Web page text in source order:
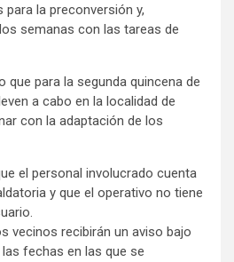
la preconversión y,
semanas con las tareas de
que para la segunda quincena de
a cabo en la localidad de
con la adaptación de los
el personal involucrado cuenta
y que el operativo no tiene
vecinos recibirán un aviso bajo
fechas en las que se